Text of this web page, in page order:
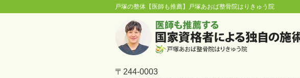
戸塚の整体【医師も推薦】戸塚あおば整骨院はりきゅう院
〒244-0003